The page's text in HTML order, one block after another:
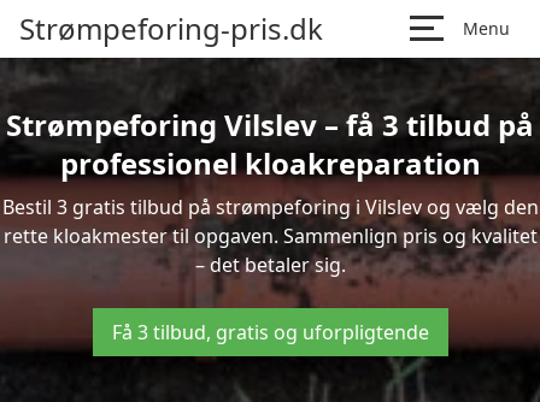
Strømpeforing-pris.dk Menu
Strømpeforing Vilslev – få 3 tilbud på
professionel kloakreparation
Bestil 3 gratis tilbud på strømpeforing i Vilslev og vælg den
rette kloakmester til opgaven. Sammenlign pris og kvalitet
– det betaler sig.
Få 3 tilbud, gratis og uforpligtende